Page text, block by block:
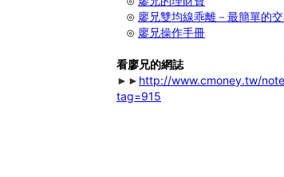
⊙ 廖兄雙均線乖離－最簡單的
⊙ 廖兄操作手冊
看廖兄的網誌
►► http://www.cmoney.tw/
tag=915